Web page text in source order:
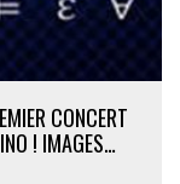
CONCERT
! IMAGES…